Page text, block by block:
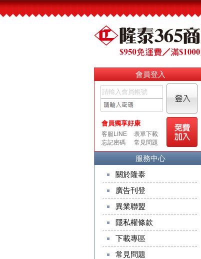
會員登入
服務中心
關於隆泰
廣告刊登
異業聯盟
隱私權條款
下載專區
常見問題